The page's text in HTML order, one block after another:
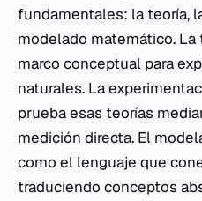
fundamentales: la teoría,
modelado matemático.
marco conceptual para
naturales. La
prueba esas teorías
medición directa. El
como el lenguaje que
traduciendo conceptos